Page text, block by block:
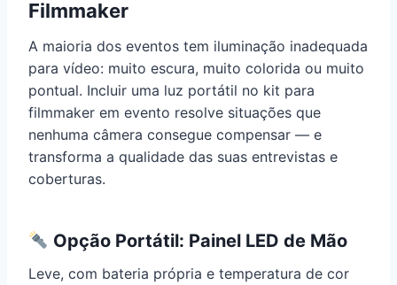
Filmmaker
A maioria dos eventos tem iluminação inadequada
para vídeo: muito escura, muito colorida ou muito
pontual. Incluir uma luz portátil no kit para
filmmaker em evento resolve situações que
nenhuma câmera consegue compensar — e
transforma a qualidade das suas entrevistas e
coberturas.
Opção Portátil: Painel LED de Mão
Leve, com bateria própria e temperatura de cor